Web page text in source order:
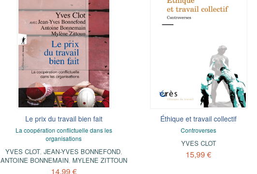
Le prix du travail bien fait
La coopération conflictuelle dans les
organisations
YVES CLOT, JEAN-YVES BONNEFOND,
ANTOINE BONNEMAIN, MYLENE ZITTOUN
14,99 €
Éthique et travail collectif
Controverses
YVES CLOT
15,99 €